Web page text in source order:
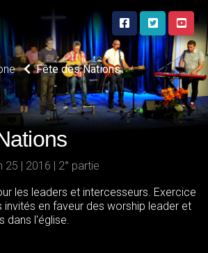
Fête des Nations
| Saison 25 | 2016 | 2° partie
leaders et intercesseurs. Exercice
invités en faveur des worship leader et
dans l'église.